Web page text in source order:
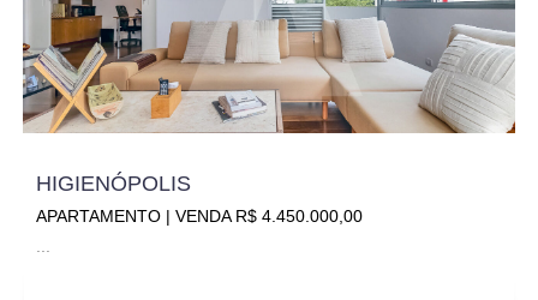
HIGIENÓPOLIS
APARTAMENTO | VENDA R$ 4.450.000,00